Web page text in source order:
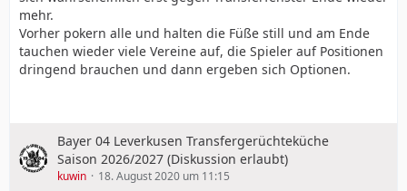
mehr.
Vorher pokern alle und halten die Füße still und am Ende
tauchen wieder viele Vereine auf, die Spieler auf Positionen
dringend brauchen und dann ergeben sich Optionen.
Bayer 04 Leverkusen Transfergerüchteküche
Saison 2026/2027 (Diskussion erlaubt)
kuwin 18. August 2020 um 11:15